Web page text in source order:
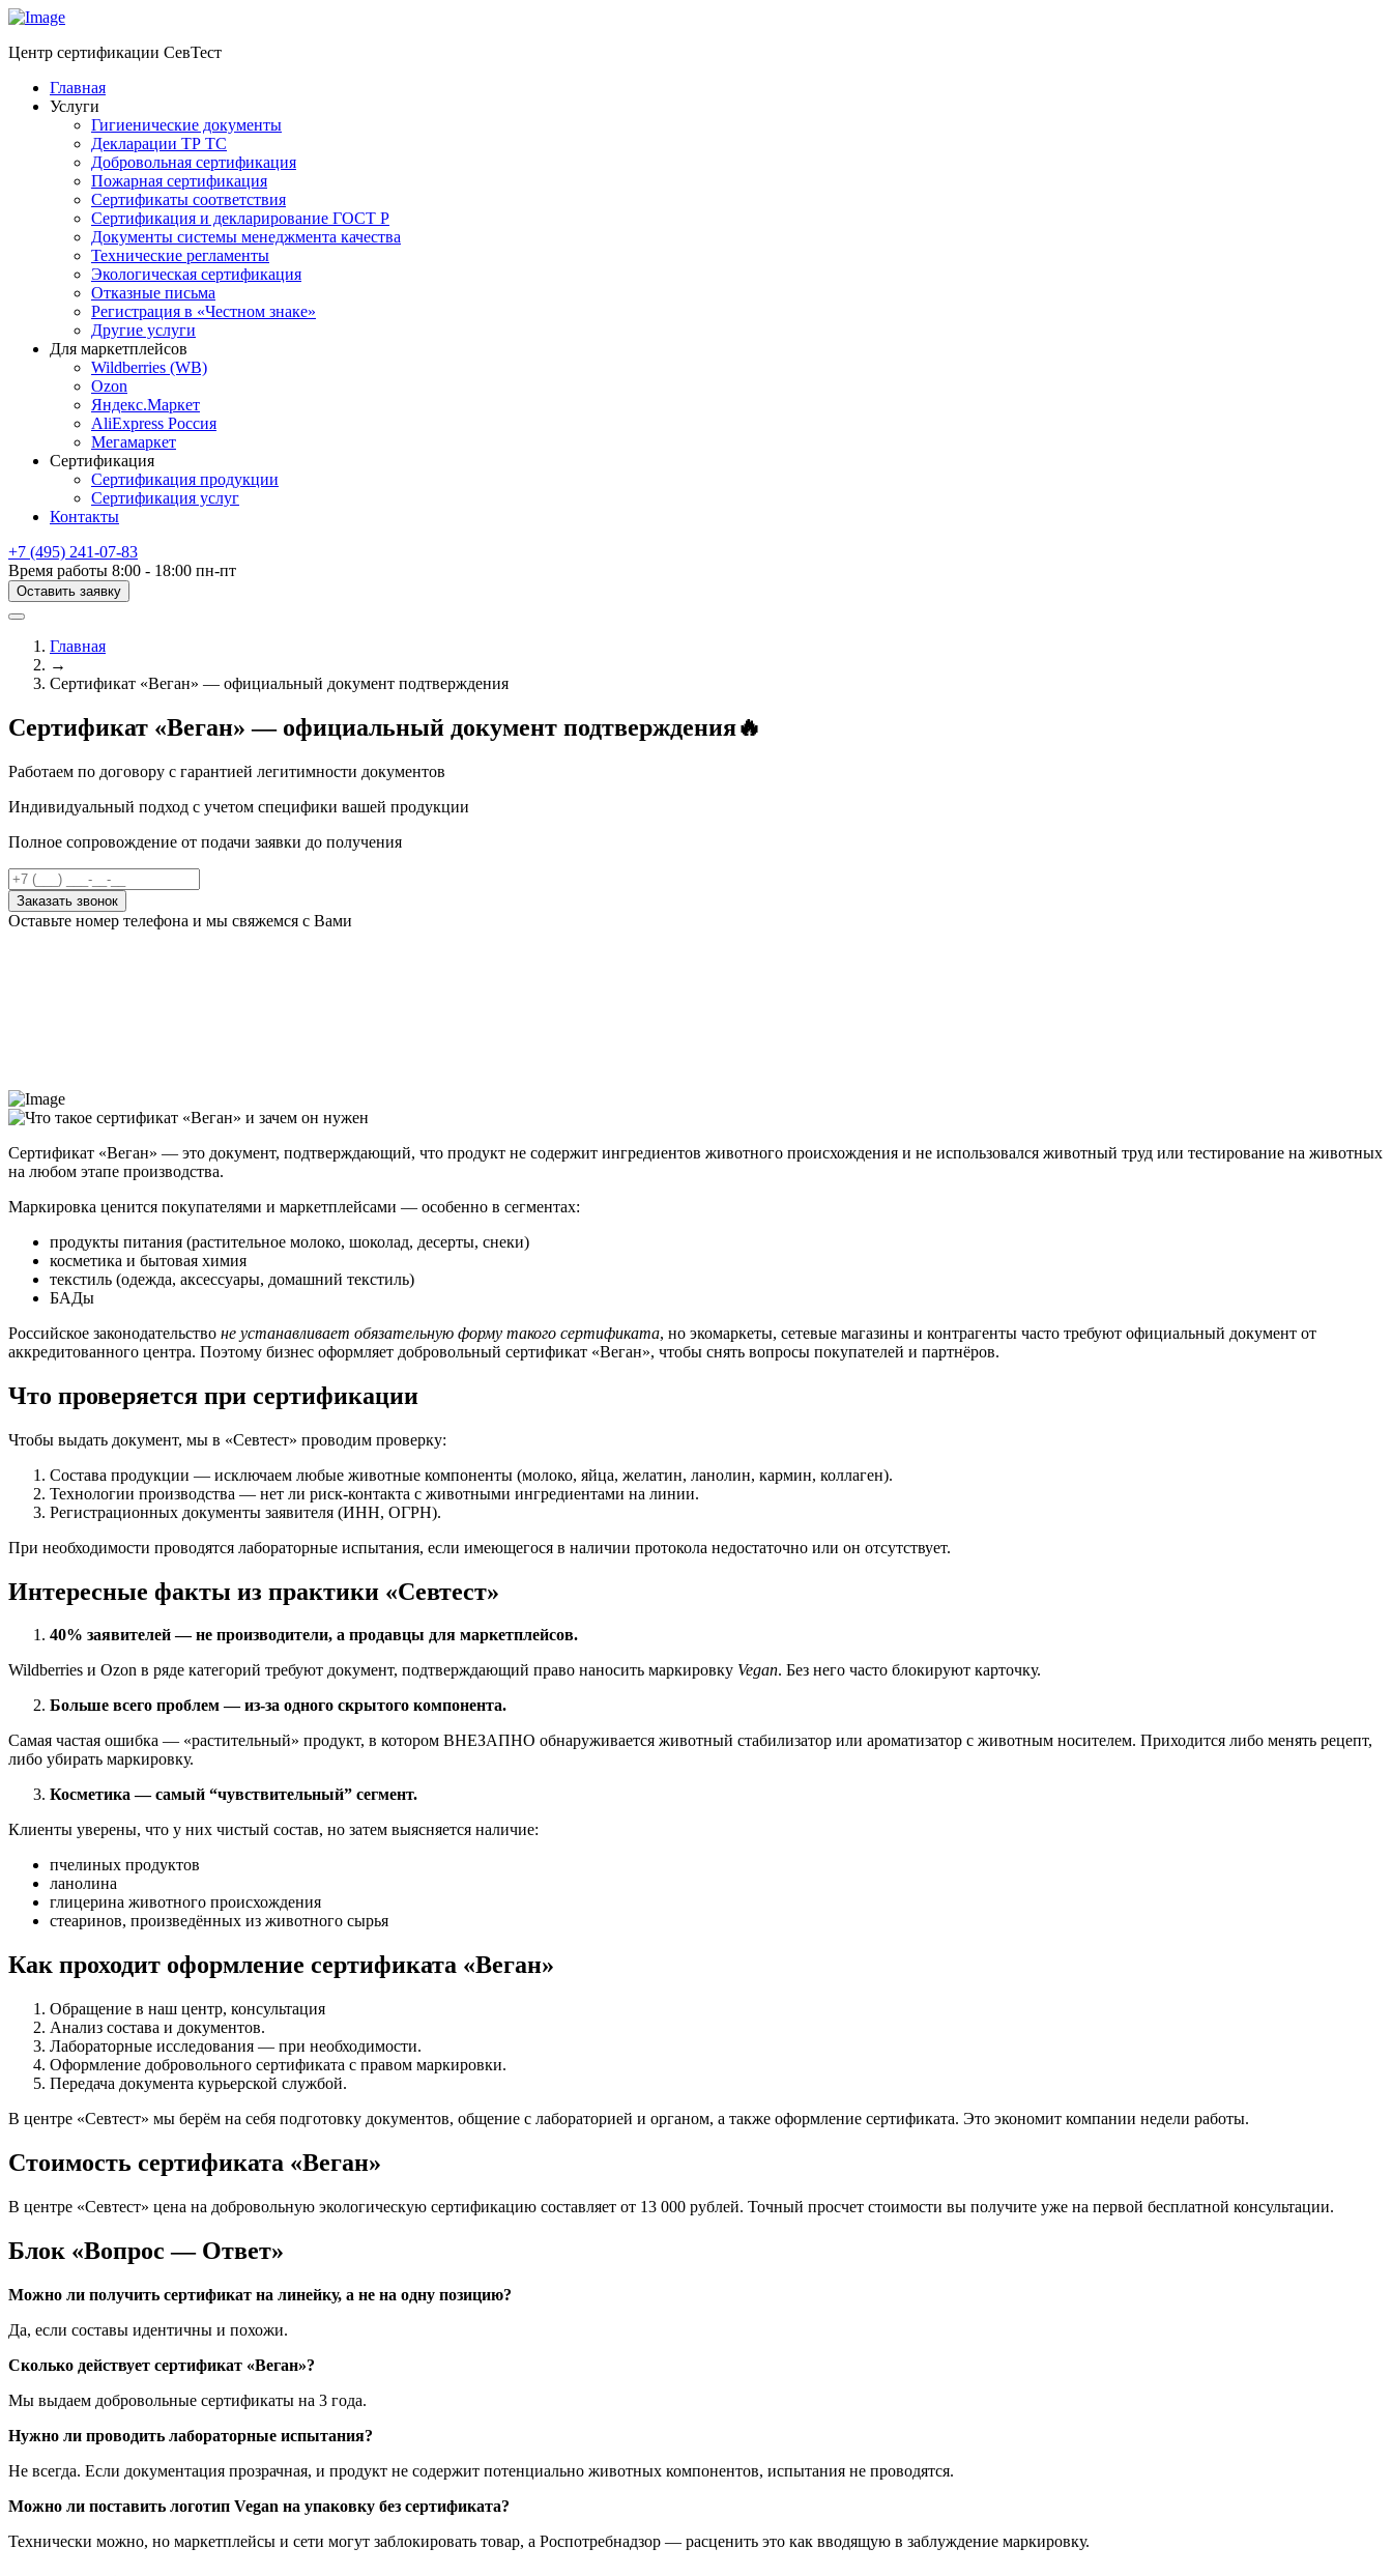
Центр сертификации СевТест
Главная
Услуги
Гигиенические документы
Декларации ТР ТС
Добровольная сертификация
Пожарная сертификация
Сертификаты соответствия
Сертификация и декларирование ГОСТ Р
Документы системы менеджмента качества
Технические регламенты
Экологическая сертификация
Отказные письма
Регистрация в «Честном знаке»
Другие услуги
Для маркетплейсов
Wildberries (WB)
Ozon
Яндекс.Маркет
AliExpress Россия
Мегамаркет
Сертификация
Сертификация продукции
Сертификация услуг
Контакты
+7 (495) 241-07-83
Время работы 8:00 - 18:00 пн-пт
Оставить заявку
Главная
→
Сертификат «Веган» — официальный документ подтверждения
Сертификат «Веган» — официальный документ подтверждения🔥
Работаем по договору с гарантией легитимности документов
Индивидуальный подход с учетом специфики вашей продукции
Полное сопровождение от подачи заявки до получения
Заказать звонок
Оставьте номер телефона и мы свяжемся с Вами
Сертификат «Веган» — это документ, подтверждающий, что продукт не содержит ингредиентов животного происхождения и не использовался животный труд или тестирование на животных
на любом этапе производства.
Маркировка ценится покупателями и маркетплейсами — особенно в сегментах:
продукты питания (растительное молоко, шоколад, десерты, снеки)
косметика и бытовая химия
текстиль (одежда, аксессуары, домашний текстиль)
БАДы
Российское законодательство не устанавливает обязательную форму такого сертификата, но экомаркеты, сетевые магазины и контрагенты часто требуют официальный документ от
аккредитованного центра. Поэтому бизнес оформляет добровольный сертификат «Веган», чтобы снять вопросы покупателей и партнёров.
Что проверяется при сертификации
Чтобы выдать документ, мы в «Севтест» проводим проверку:
Состава продукции — исключаем любые животные компоненты (молоко, яйца, желатин, ланолин, кармин, коллаген).
Технологии производства — нет ли риск-контакта с животными ингредиентами на линии.
Регистрационных документы заявителя (ИНН, ОГРН).
При необходимости проводятся лабораторные испытания, если имеющегося в наличии протокола недостаточно или он отсутствует.
Интересные факты из практики «Севтест»
40% заявителей — не производители, а продавцы для маркетплейсов.
Wildberries и Ozon в ряде категорий требуют документ, подтверждающий право наносить маркировку Vegan. Без него часто блокируют карточку.
Больше всего проблем — из-за одного скрытого компонента.
Самая частая ошибка — «растительный» продукт, в котором ВНЕЗАПНО обнаруживается животный стабилизатор или ароматизатор с животным носителем. Приходится либо менять рецепт,
либо убирать маркировку.
Косметика — самый “чувствительный” сегмент.
Клиенты уверены, что у них чистый состав, но затем выясняется наличие:
пчелиных продуктов
ланолина
глицерина животного происхождения
стеаринов, произведённых из животного сырья
Как проходит оформление сертификата «Веган»
Обращение в наш центр, консультация
Анализ состава и документов.
Лабораторные исследования — при необходимости.
Оформление добровольного сертификата с правом маркировки.
Передача документа курьерской службой.
В центре «Севтест» мы берём на себя подготовку документов, общение с лабораторией и органом, а также оформление сертификата. Это экономит компании недели работы.
Стоимость сертификата «Веган»
В центре «Севтест» цена на добровольную экологическую сертификацию составляет от 13 000 рублей. Точный просчет стоимости вы получите уже на первой бесплатной консультации.
Блок «Вопрос — Ответ»
Можно ли получить сертификат на линейку, а не на одну позицию?
Да, если составы идентичны и похожи.
Сколько действует сертификат «Веган»?
Мы выдаем добровольные сертификаты на 3 года.
Нужно ли проводить лабораторные испытания?
Не всегда. Если документация прозрачная, и продукт не содержит потенциально животных компонентов, испытания не проводятся.
Можно ли поставить логотип Vegan на упаковку без сертификата?
Технически можно, но маркетплейсы и сети могут заблокировать товар, а Роспотребнадзор — расценить это как вводящую в заблуждение маркировку.